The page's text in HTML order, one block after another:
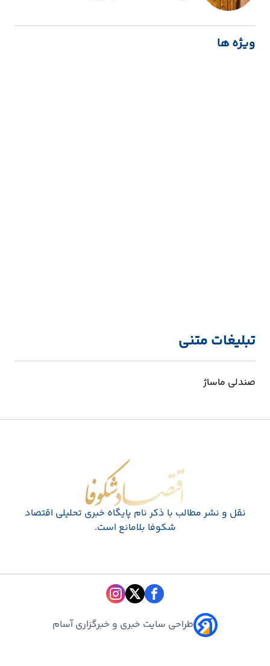
ویژه ها
تبلیغات متنی
صندلی ماساژ
اقتصاد شکوفا
نقل و نشر مطالب با ذکر نام پايگاه خبری تحليلی اقتصاد
شکوفا بلامانع است.
طراحی سایت خبری و خبرگزاری آسام